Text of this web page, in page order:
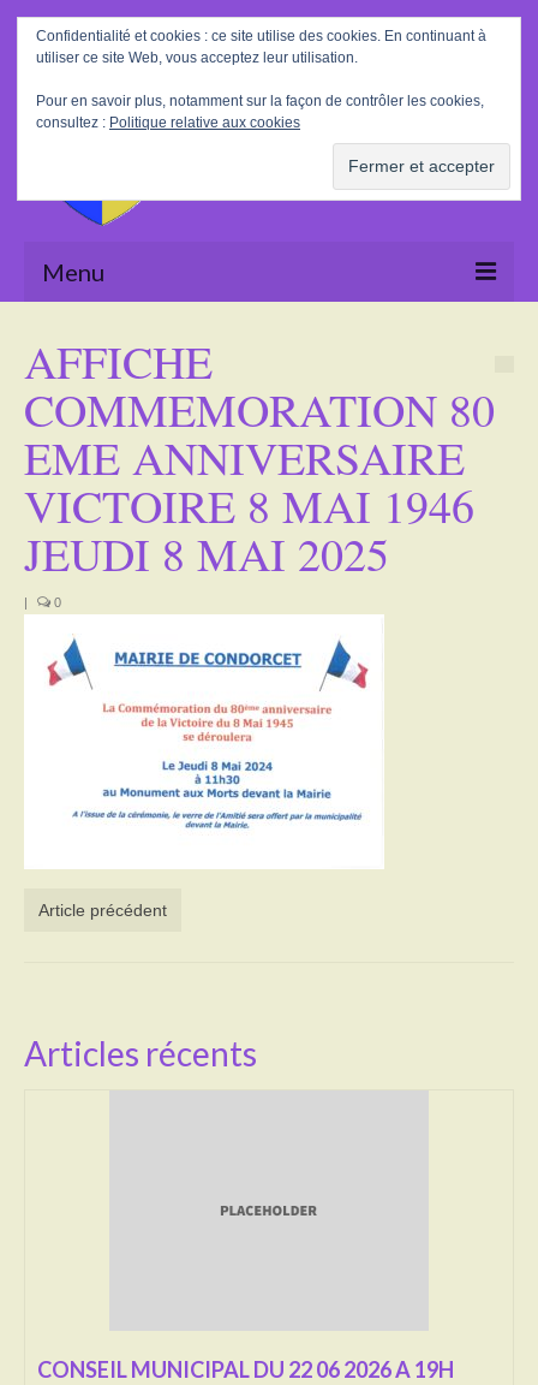
Rechercher
:
Menu
La Mairie
Poésie
Contact
Heures d’ouverture
Démarches administratives
CONSEILLER NUMERIQUE
DECHETS VERTS
AFFICHE
COMMEMORATION 80
EME ANNIVERSAIRE
VICTOIRE 8 MAI 1946
JEUDI 8 MAI 2025
| 0
Article précédent
Articles récents
CONSEIL MUNICIPAL DU 22 06 2026 A 19H
Confidentialité et cookies : ce site utilise des cookies. En continuant à
utiliser ce site Web, vous acceptez leur utilisation.
Pour en savoir plus, notamment sur la façon de contrôler les cookies,
consultez : Politique relative aux cookies